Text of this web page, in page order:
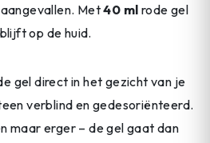
Met40 ml rode gel
op de huid.
gel direct in het gezicht van je
verblind en gedesoriënteerd.
maar erger – de gel gaat dan